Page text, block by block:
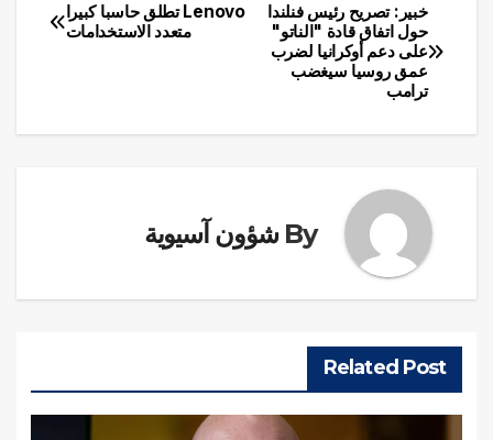
تصفّح
المقالات
Lenovo تطلق حاسبا كبيرا
متعدد الاستخدامات
خبير: تصريح رئيس فنلندا
حول اتفاق قادة "الناتو"
على دعم أوكرانيا لضرب
عمق روسيا سيغضب
ترامب
By شؤون آسيوية
Related Post